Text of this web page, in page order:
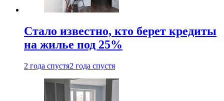
Стало известно, кто берет кредиты
на жилье под 25%
2 года спустя2 года спустя